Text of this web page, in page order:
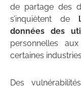
de partage des
s’inquiètent de
données des
personnelles
certaines
Des